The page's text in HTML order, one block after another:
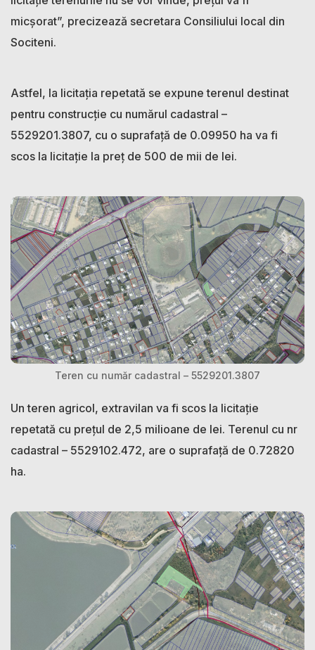
micșorat”, precizează secretara Consiliului local din
Sociteni.
Astfel, la licitația repetată se expune terenul destinat
pentru construcție cu numărul cadastral –
5529201.3807, cu o suprafață de 0.09950 ha va fi
scos la licitație la preț de 500 de mii de lei.
Teren cu număr cadastral – 5529201.3807
Un teren agricol, extravilan va fi scos la licitație
repetată cu prețul de 2,5 milioane de lei. Terenul cu nr
cadastral – 5529102.472, are o suprafață de 0.72820
ha.